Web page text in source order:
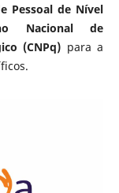
Pessoal de Nível
Nacional de
(CNPq) para a